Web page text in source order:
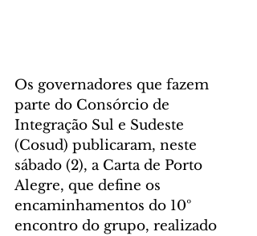
Os governadores que fazem
parte do Consórcio de
Integração Sul e Sudeste
(Cosud) publicaram, neste
sábado (2), a Carta de Porto
Alegre, que define os
encaminhamentos do 10º
encontro do grupo, realizado